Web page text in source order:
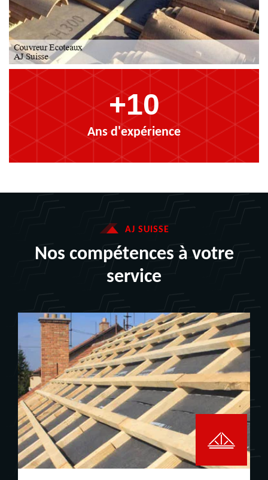
+10
Ans d'expérience
AJ SUISSE
Nos compétences à votre
service